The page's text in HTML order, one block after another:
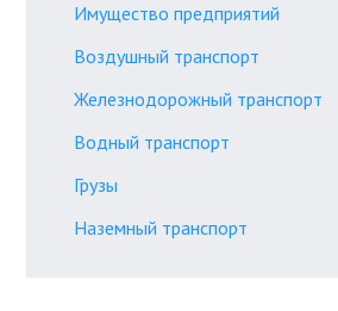
Имущество предприятий
Воздушный транспорт
Железнодорожный транспорт
Водный транспорт
Грузы
Наземный транспорт